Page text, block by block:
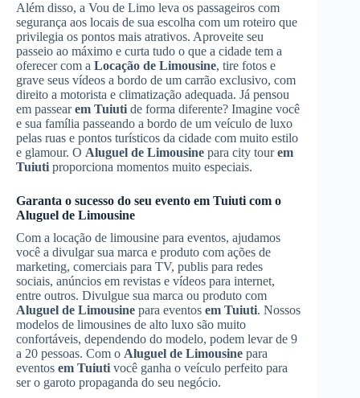
Além disso, a Vou de Limo leva os passageiros com
segurança aos locais de sua escolha com um roteiro que
privilegia os pontos mais atrativos. Aproveite seu
passeio ao máximo e curta tudo o que a cidade tem a
oferecer com a Locação de Limousine, tire fotos e
grave seus vídeos a bordo de um carrão exclusivo, com
direito a motorista e climatização adequada. Já pensou
em passearem Tuiuti de forma diferente? Imagine você
e sua família passeando a bordo de um veículo de luxo
pelas ruas e pontos turísticos da cidade com muito estilo
e glamour. O Aluguel de Limousine para city tourem
Tuiuti proporciona momentos muito especiais.
Garanta o sucesso do seu evento em Tuiuti com o
Aluguel de Limousine
Com a locação de limousine para eventos, ajudamos
você a divulgar sua marca e produto com ações de
marketing, comerciais para TV, publis para redes
sociais, anúncios em revistas e vídeos para internet,
entre outros. Divulgue sua marca ou produto com
Aluguel de Limousine para eventos em Tuiuti. Nossos
modelos de limousines de alto luxo são muito
confortáveis, dependendo do modelo, podem levar de 9
a 20 pessoas. Com o Aluguel de Limousine para
eventos em Tuiuti você ganha o veículo perfeito para
ser o garoto propaganda do seu negócio.